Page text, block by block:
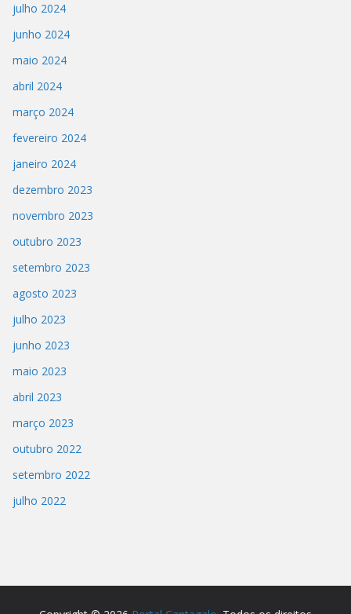
julho 2024
junho 2024
maio 2024
abril 2024
março 2024
fevereiro 2024
janeiro 2024
dezembro 2023
novembro 2023
outubro 2023
setembro 2023
agosto 2023
julho 2023
junho 2023
maio 2023
abril 2023
março 2023
outubro 2022
setembro 2022
julho 2022